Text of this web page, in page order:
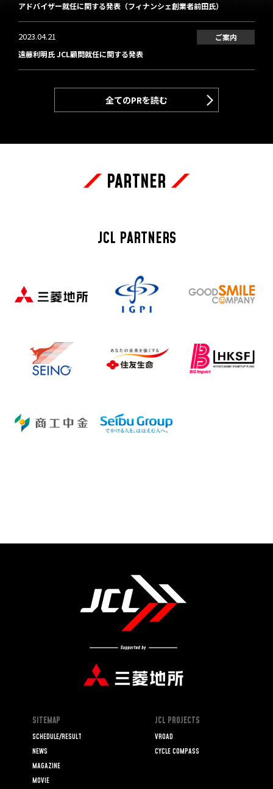
アドバイザー就任に関する発表（フィナンシェ創業者前田氏）
2023.04.21
ご案内
遠藤利明氏 JCL顧問就任に関する発表
全てのPRを読む
PARTNER
JCL PARTNERS
SITEMAP
SCHEDULE/RESULT
NEWS
MAGAZINE
MOVIE
JCL PROJECTS
VROAD
CYCLE COMPASS